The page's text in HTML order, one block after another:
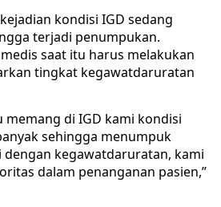
kondisi IGD sedang
terjadi penumpukan.
saat itu harus melakukan
tingkat kegawatdaruratan
memang di IGD kami kondisi
sehingga menumpuk
dengan kegawatdaruratan, kami
dalam penanganan pasien,”